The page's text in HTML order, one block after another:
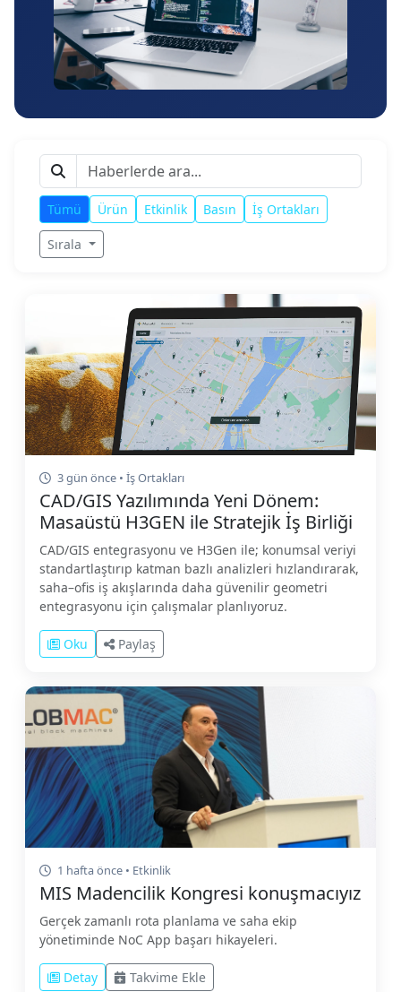
Tümü Ürün Etkinlik Basın İş Ortakları
Sırala
3 gün önce • İş Ortakları
CAD/GIS Yazılımında Yeni Dönem:
Masaüstü H3GEN ile Stratejik İş Birliği
CAD/GIS entegrasyonu ve H3Gen ile; konumsal veriyi
standartlaştırıp katman bazlı analizleri hızlandırarak,
saha–ofis iş akışlarında daha güvenilir geometri
entegrasyonu için çalışmalar planlıyoruz.
Oku Paylaş
1 hafta önce • Etkinlik
MIS Madencilik Kongresi konuşmacıyız
Gerçek zamanlı rota planlama ve saha ekip
yönetiminde NoC App başarı hikayeleri.
Detay Takvime Ekle